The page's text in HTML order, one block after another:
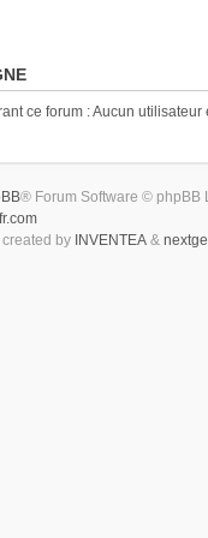
ce forum : Aucun utilisateur
® Forum Software © phpBB
by INVENTEA&